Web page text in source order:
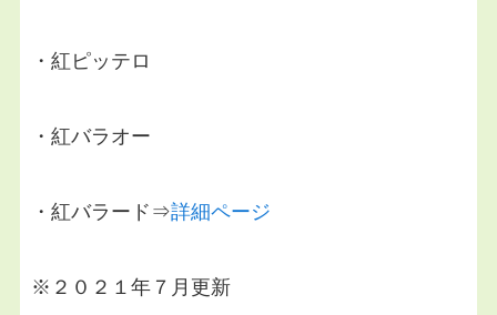
・紅ピッテロ
・紅バラオー
・紅バラード⇒詳細ページ
※２０２１年７月更新